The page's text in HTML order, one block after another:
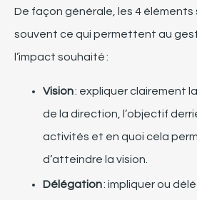
De façon générale, les 4 éléments
souvent ce qui permettent au
l’impact souhaité:
Vision: expliquerclairement
de la direction, l’objectif
activités et en quoi cela
d’atteindre la vision.
Délégation: impliquerou